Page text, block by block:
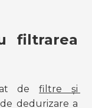
filtrarea
de filtre și
dedurizare a